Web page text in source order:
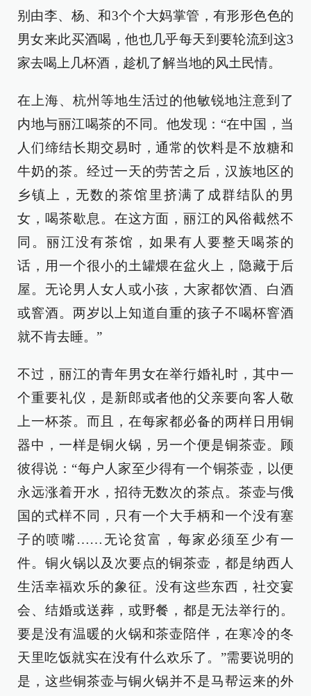
别由李、杨、和3个个大妈掌管，有形形色色的
男女来此买酒喝，他也几乎每天到要轮流到这3
家去喝上几杯酒，趁机了解当地的风土民情。
在上海、杭州等地生活过的他敏锐地注意到了
内地与丽江喝茶的不同。他发现：“在中国，当
人们缔结长期交易时，通常的饮料是不放糖和
牛奶的茶。经过一天的劳苦之后，汉族地区的
乡镇上，无数的茶馆里挤满了成群结队的男
女，喝茶歇息。在这方面，丽江的风俗截然不
同。丽江没有茶馆，如果有人要整天喝茶的
话，用一个很小的土罐煨在盆火上，隐藏于后
屋。无论男人女人或小孩，大家都饮酒、白酒
或窨酒。两岁以上知道自重的孩子不喝杯窨酒
就不肯去睡。”
不过，丽江的青年男女在举行婚礼时，其中一
个重要礼仪，是新郎或者他的父亲要向客人敬
上一杯茶。而且，在每家都必备的两样日用铜
器中，一样是铜火锅，另一个便是铜茶壶。顾
彼得说：“每户人家至少得有一个铜茶壶，以便
永远涨着开水，招待无数次的茶点。茶壶与俄
国的式样不同，只有一个大手柄和一个没有塞
子的喷嘴……无论贫富，每家必须至少有一
件。铜火锅以及次要点的铜茶壶，都是纳西人
生活幸福欢乐的象征。没有这些东西，社交宴
会、结婚或送葬，或野餐，都是无法举行的。
要是没有温暖的火锅和茶壶陪伴，在寒冷的冬
天里吃饭就实在没有什么欢乐了。”需要说明的
是，这些铜茶壶与铜火锅并不是马帮运来的外